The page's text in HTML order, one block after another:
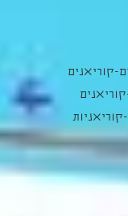
קוריאנים